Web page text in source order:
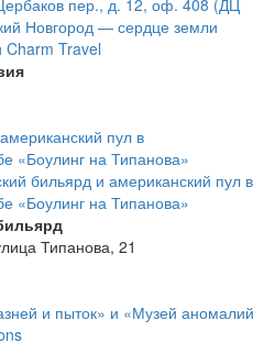
Новгород — сердце земли
Charm Travel
бильярд и американский пул в
«Боулинг на Типанова»
Типанова, 21